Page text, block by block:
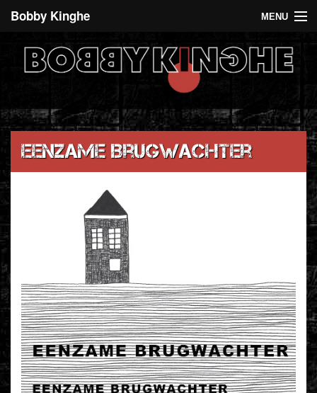
Bobby Kinghe MENU
Recent
De 5 euro club
Over Bobby Kinghe
Eenzame Brugwachter